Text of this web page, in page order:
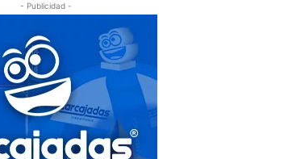
- Publicidad -